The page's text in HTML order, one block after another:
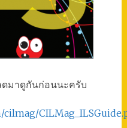
มาดูกันก่อนนะครับ